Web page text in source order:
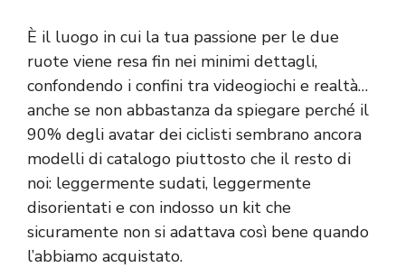
È il luogo in cui la tua passione per le due
ruote viene resa fin nei minimi dettagli,
confondendo i confini tra videogiochi e realtà…
anche se non abbastanza da spiegare perché il
90% degli avatar dei ciclisti sembrano ancora
modelli di catalogo piuttosto che il resto di
noi: leggermente sudati, leggermente
disorientati e con indosso un kit che
sicuramente non si adattava così bene quando
l’abbiamo acquistato.